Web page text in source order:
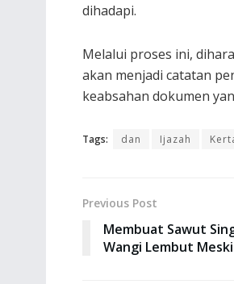
dihadapi.
Melalui proses ini,
akan menjadi catatan
keabsahan dokumen
Tags: dan Ijazah
Previous Post
Membuat Sawut
Wangi Lembut